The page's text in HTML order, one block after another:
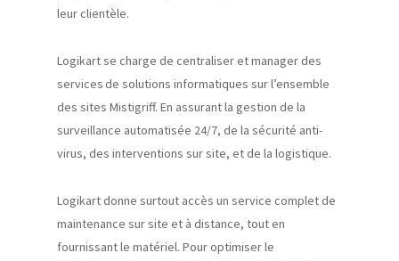
leur clientèle.
Logikartse charge de centraliseret manager des
servicesde solutions informatiques sur l’ensemble
des sites Mistigriff. En assurant la gestion de la
surveillance automatisée 24/7, de la sécurité anti-
virus, des interventions sur site, et de la logistique.
Logikartdonne surtout accès un service complet de
maintenance sur site et à distance, touten
fournissant le matériel. Pour optimiser le